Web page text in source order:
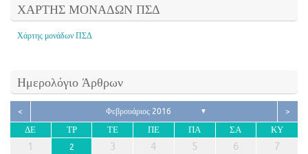
ΧΑΡΤΗΣ ΜΟΝΑΔΩΝ ΠΣΔ
Χάρτης μονάδων ΠΣΔ
Ημερολόγιο Άρθρων
< Φεβρουάριος 2016 ▼
>
ΔΕ
ΤΡ ΤΕ ΠΕ ΠΑ ΣΑ ΚΥ
1 2 3 4 5 6
7